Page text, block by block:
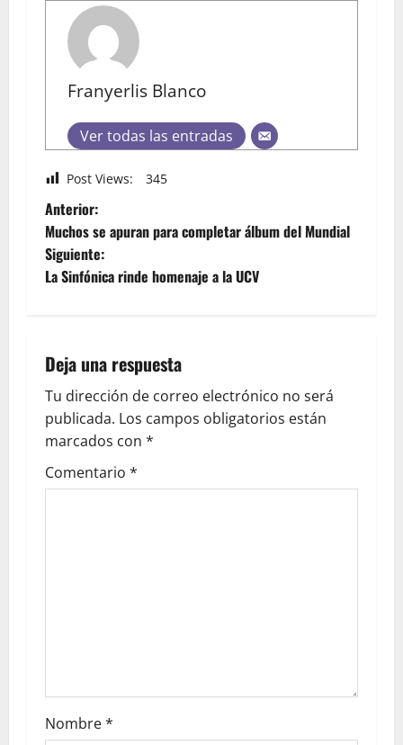
Franyerlis Blanco
Ver todas las entradas
Post Views: 345
Anterior:
Muchos se apuran para completar álbum del Mundial
Siguiente:
La Sinfónica rinde homenaje a la UCV
Deja una respuesta
Tu dirección de correo electrónico no será
publicada. Los campos obligatorios están
marcados con *
Comentario *
Nombre*